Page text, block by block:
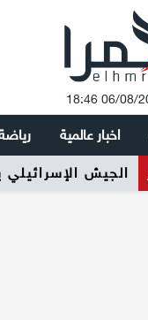
اخبار عالمية
الجيش